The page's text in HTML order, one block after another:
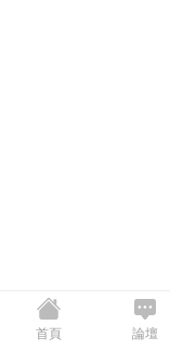
首頁 論壇